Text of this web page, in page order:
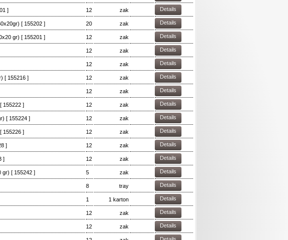
] 12 zak Details
[ 155202 ] 20 zak Details
gr) [ 155201 ] 12 zak Details
12 zak Details
12 zak Details
[ 155216 ] 12 zak Details
12 zak Details
[ 155222 ] 12 zak Details
[ 155224 ] 12 zak Details
[ 155226 ] 12 zak Details
] 12 zak Details
] 12 zak Details
gr) [ 155242 ] 5 zak Details
8 tray Details
1 1 karton Details
12 zak Details
12 zak Details